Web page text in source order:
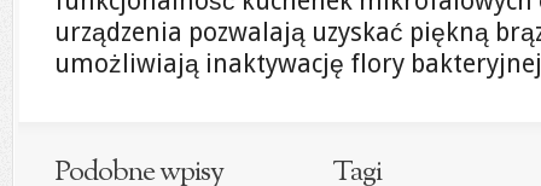
urządzenia pozwalają uzyskać piękną
umożliwiają inaktywację flory
Podobne wpisy Tagi